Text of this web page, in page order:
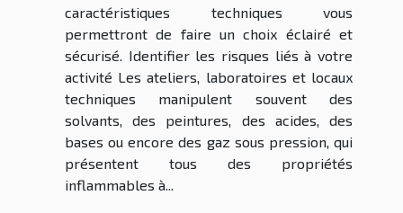
caractéristiques techniques vous
permettront de faire un choix éclairé et
sécurisé. Identifier les risques liés à votre
activité Les ateliers, laboratoires et locaux
techniques manipulent souvent des
solvants, des peintures, des acides, des
bases ou encore des gaz sous pression, qui
présentent tous des propriétés
inflammables à...